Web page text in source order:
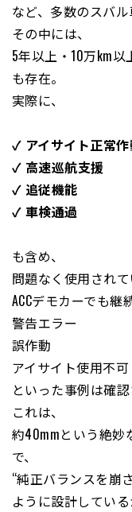
など、多数のスバル
その中には、
5年以上・10万km
も存在。
実際に、
✓ アイサイト正常作
✓ 高速巡航支援
✓ 追従機能
✓ 車検通過
も含め、
問題なく使用されて
ACCデモカーでも継
警告エラー
誤作動
アイサイト使用不可
といった事例は確
これは、
約40mmという絶妙
で、
“純正バランスを崩
ように設計している